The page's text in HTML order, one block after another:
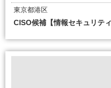
東京都港区
CISO候補【情報セキュリティ